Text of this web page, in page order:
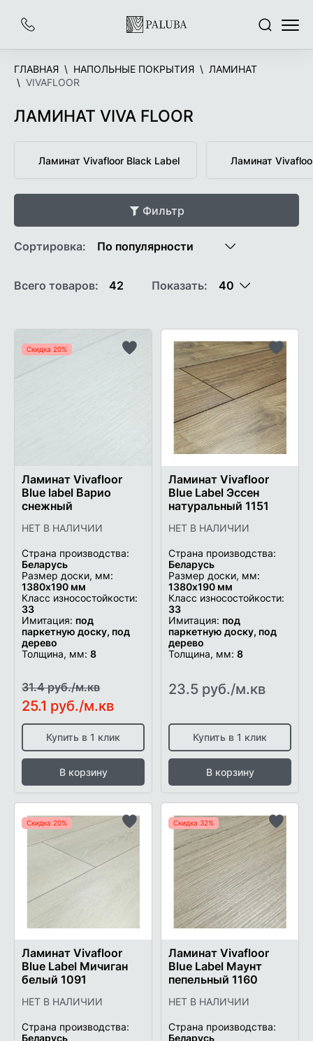
Заказать
На
главную
ПоискМеню
ГЛАВНАЯ НАПОЛЬНЫЕ ПОКРЫТИЯ
ЛАМИНАТ
VIVAFLOOR
ЛАМИНАТ VIVA FLOOR
Ламинат Vivafloor Black Label Ламинат
Фильтр
Сортировка:
Всего товаров: 42 Показать:
Скидка 20%
Добавить
желаемого
Ламинат Vivafloor
Blue label Варио
снежный
НЕТ В НАЛИЧИИ
Страна производства:
Беларусь
Размер доски, мм:
1380х190 мм
Класс износостойкости:
33
Имитация: под
паркетную доску, под
дерево
Толщина, мм:8
31.4 руб./м.кв
25.1 руб./м.кв
Купить в 1 клик
В корзину
в
список
Ламинат Vivafloor
Blue Label Эссен
натуральный 1151
НЕТ В НАЛИЧИИ
Страна производства:
Беларусь
Размер доски, мм:
1380х190 мм
Класс износостойкости:
33
Имитация: под
паркетную доску, под
дерево
Толщина, мм:8
23.5 руб./м.кв
Купить в 1 клик
В корзину
Скидка 20%
Добавить
желаемого
Ламинат Vivafloor
Blue Label Мичиган
белый 1091
НЕТ В НАЛИЧИИ
Страна производства:
Беларусь
Скидка 32%
в
список
Ламинат Vivafloor
Blue Label Маунт
пепельный 1160
НЕТ В НАЛИЧИИ
Страна производства:
Беларусь